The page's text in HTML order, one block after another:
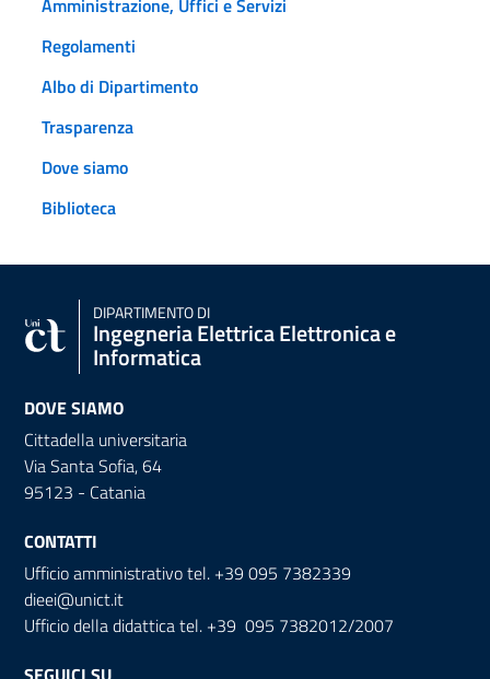
Regolamenti
Albo di Dipartimento
Trasparenza
Dove siamo
Biblioteca
DIPARTIMENTO DI
Ingegneria Elettrica Elettronica e
Informatica
DOVE SIAMO
Cittadella universitaria
Via Santa Sofia, 64
95123 - Catania
CONTATTI
Ufficio amministrativo tel. +39 095 7382339
dieei@unict.it
Ufficio della didattica tel. +39 095 7382012/2007